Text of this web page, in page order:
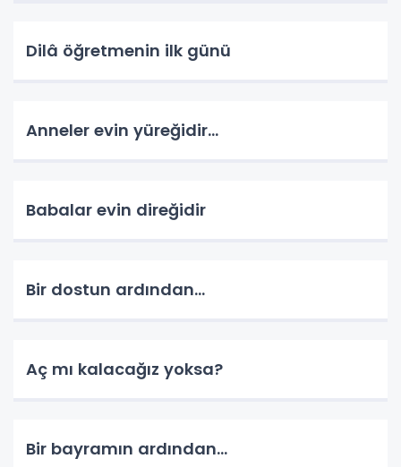
Dilâ öğretmenin ilk günü
Anneler evin yüreğidir...
Babalar evin direğidir
Bir dostun ardından...
Aç mı kalacağız yoksa?
Bir bayramın ardından...